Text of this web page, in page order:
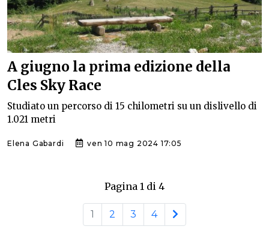
A giugno la prima edizione della
Cles Sky Race
Studiato un percorso di 15 chilometri su un dislivello di
1.021 metri
Elena Gabardi ven 10 mag 2024 17:05
Pagina 1 di 4
1 2 3 4